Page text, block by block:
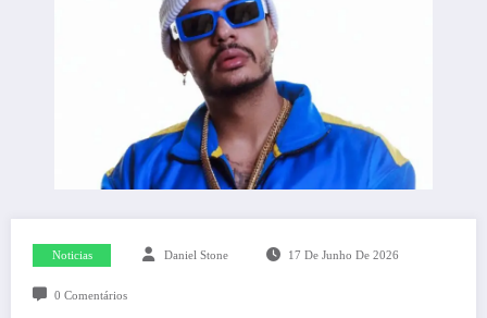
Noticias Daniel Stone 17 De Junho De 2026
0 Comentários